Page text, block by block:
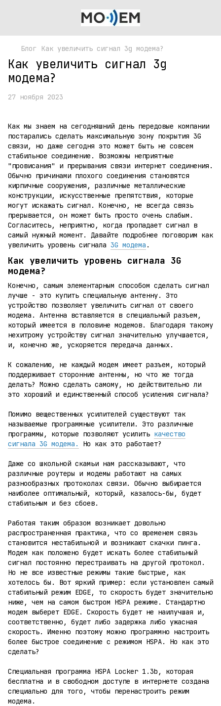
Блог Как увеличить сигнал 3g модема?
Как увеличить сигнал 3g
модема?
27 ноября 2023
Как мы знаем на сегодняшний день передовые компании
постарались сделать максимальную зону покрытия 3G
связи, но даже сегодня это может быть не совсем
стабильное соединение. Возможны неприятные
"провисания" и прерывания связи интернет соединения.
Обычно причинами плохого соединения становятся
кирпичные сооружения, различные металлические
конструкции, искусственные препятствия, которые
могут искажать сигнал. Конечно, не всегда связь
прерывается, он может быть просто очень слабым.
Согласитесь, неприятно, когда пропадает сигнал в
самый нужный момент. Давайте подробнее поговорим как
увеличить уровень сигнала 3G модема .
Как увеличить уровень сигнала 3G
модема?
Конечно, самым элементарным способом сделать сигнал
лучше - это купить специальную антенну. Это
устройство позволяет увеличить сигнал от своего
модема. Антенна вставляется в специальный разъем,
который имеется в половине модемов. Благодаря такому
нехитрому устройству сигнал значительно улучшается,
и, конечно же, ускоряется передача данных.
К сожалению, не каждый модем имеет разъем, который
поддерживает сторонние антенны, но что же тогда
делать? Можно сделать самому, но действительно ли
это хороший и единственный способ усиления сигнала?
Помимо вещественных усилителей существуют так
называемые программные усилители. Это различные
программы, которые позволяют усилить качество
сигнала 3G модема . Но как это работает?
Даже со школьной скамьи нам рассказывают, что
различные роутеры и модемы работают на самых
разнообразных протоколах связи. Обычно выбирается
наиболее оптимальный, который, казалось-бы, будет
стабильным и без сбоев.
Работая таким образом возникает довольно
распространенная практика, что со временем связь
становится нестабильной и возникают скачки пинга.
Модем как положено будет искать более стабильный
сигнал постоянно перестраивать на другой протокол.
Но не все известные режимы такие быстрые, как
хотелось бы. Вот яркий пример: если установлен самый
стабильный режим EDGE, то скорость будет значительно
ниже, чем на самом быстром HSPA режиме. Стандартно
модем выберет EDGE. Скорость будет не наилучшая и,
соответственно, будет либо задержка либо ужасная
скорость. Именно поэтому можно программно настроить
более быстрое соединение с режимом HSPA. Но как это
сделать?
Специальная программа HSPA Locker 1.3b, которая
бесплатна и в свободном доступе в интернете создана
специально для того, чтобы перенастроить режим
модема.